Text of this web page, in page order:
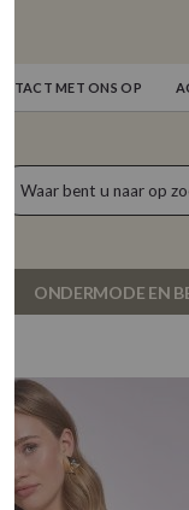
MET ONS OP
ONDERMODE EN